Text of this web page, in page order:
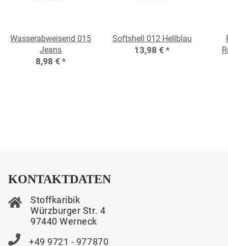
Wasserabweisend 015
Jeans
8,98 € *
Softshell 012 Hellblau
13,98 € *
KONTAKTDATEN
Stoffkaribik
Würzburger Str. 4
97440 Werneck
+49 9721 - 977870